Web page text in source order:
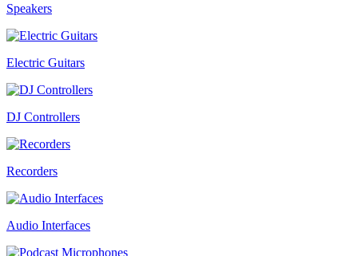
Speakers
Electric Guitars
DJ Controllers
Recorders
Audio Interfaces